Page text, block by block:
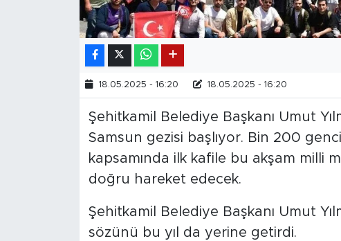
18.05.2025 - 16:20 18.05.2025 - 16:20
Şehitkamil Belediye Başkanı Umut
Samsun gezisi başlıyor. Bin 200
kapsamında ilk kafile bu akşam milli
doğru hareket edecek.
Şehitkamil Belediye Başkanı Umut
sözünü bu yıl da yerine getirdi.